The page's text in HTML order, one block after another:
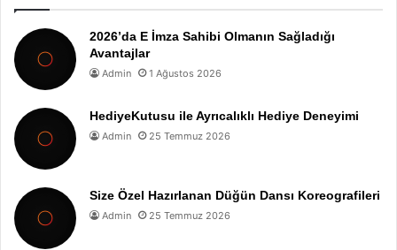
2026’da E İmza Sahibi Olmanın Sağladığı
Avantajlar
Admin 1 Ağustos 2026
HediyeKutusu ile Ayrıcalıklı Hediye Deneyimi
Admin 25 Temmuz 2026
Size Özel Hazırlanan Düğün Dansı Koreografileri
Admin 25 Temmuz 2026